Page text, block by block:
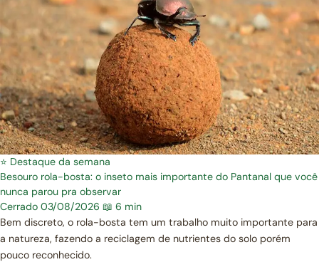
⭐ Destaque da semana
Besouro rola-bosta: o inseto mais importante do Pantanal que você
nunca parou pra observar
Cerrado 03/08/2026 📖 6 min
Bem discreto, o rola-bosta tem um trabalho muito importante para
a natureza, fazendo a reciclagem de nutrientes do solo porém
pouco reconhecido.